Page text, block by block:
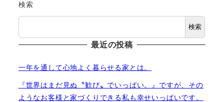
検索
検索
最近の投稿
一年を通して心地よく暮らせる家とは。
『世界はまだ見ぬ〝歓び〟でいっぱい。』ですが、その
ようなお客様と家づくりできる私も幸せいっぱいです。